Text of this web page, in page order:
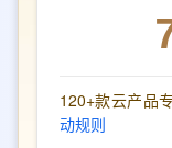
120+款云产品
动规则